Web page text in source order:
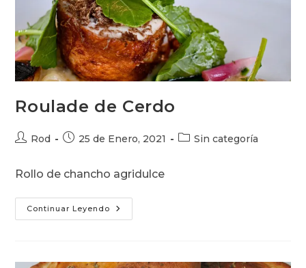
Roulade de Cerdo
Autor
entrada:
Rod
Publicación
entrada:
25 de Enero, 2021
Categoría
Sin categoría
Rollo de chancho agridulce
Continuar Leyendo Roulade
De